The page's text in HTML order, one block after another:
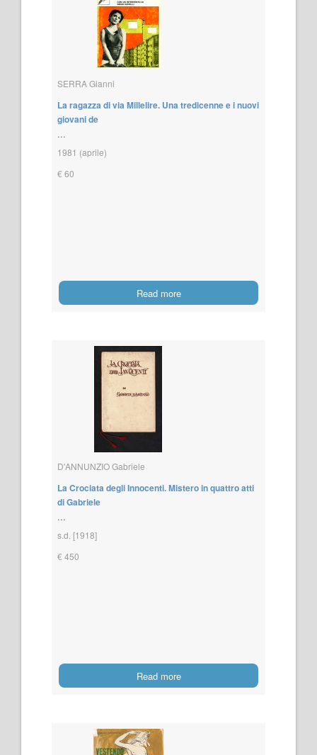
SERRA Gianni
La ragazza di via Millelire. Una tredicenne e i nuovi
giovani de
...
1981 (aprile)
€ 60
Read more
D'ANNUNZIO Gabriele
La Crociata degli Innocenti. Mistero in quattro atti
di Gabriele
...
s.d. [1918]
€ 450
Read more